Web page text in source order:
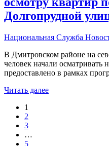
Долгопрудной
Национальная Служба
В Дмитровском районе на
человек начали
предоставлено в рамках
Читать далее
1
2
3
…
5